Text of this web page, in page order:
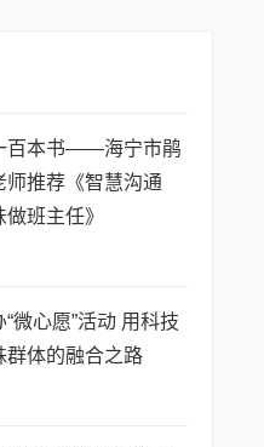
百本书——海宁市鹃
师推荐《智慧沟通
班主任》
微心愿”活动 用科技
群体的融合之路